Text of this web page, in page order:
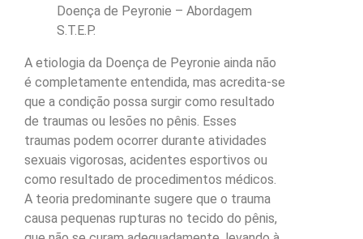
Doença de Peyronie – Abordagem
S.T.E.P.
A etiologia da Doença de Peyronie ainda não
é completamente entendida, mas acredita-se
que a condição possa surgir como resultado
de traumas ou lesões no pênis. Esses
traumas podem ocorrer durante atividades
sexuais vigorosas, acidentes esportivos ou
como resultado de procedimentos médicos.
A teoria predominante sugere que o trauma
causa pequenas rupturas no tecido do pênis,